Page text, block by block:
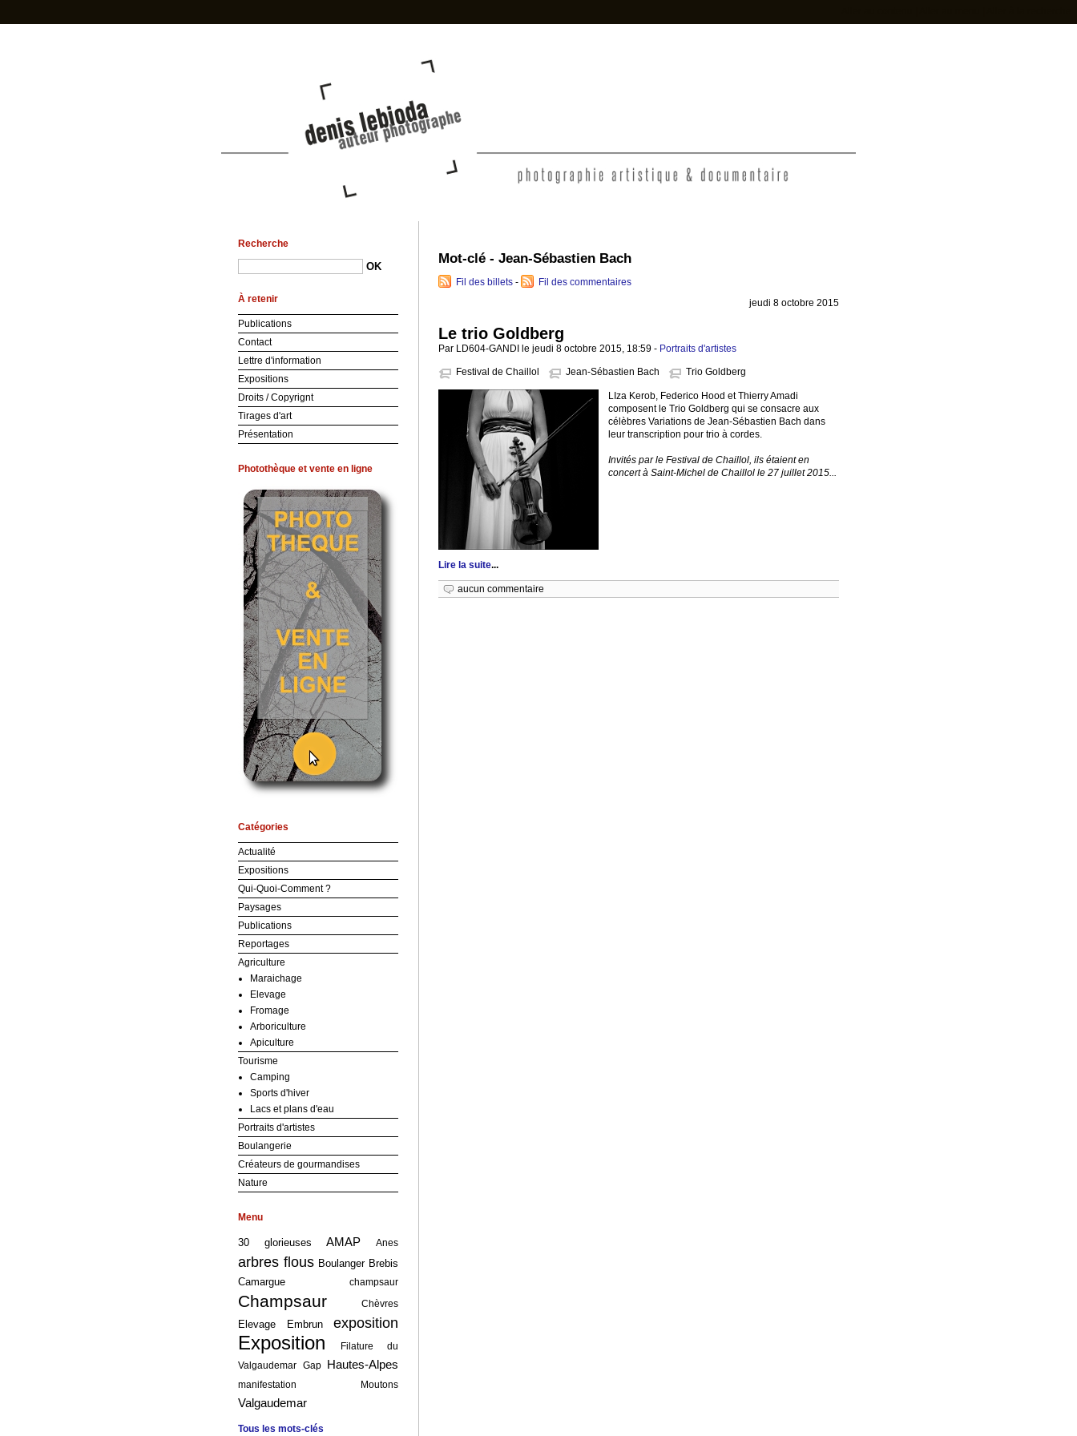
photo-denis-lebioda.net
Mot-clé - Jean-Sébastien Bach
Fil des billets -
Fil des commentaires
jeudi 8 octobre 2015
Le trio Goldberg
Par LD604-GANDI le jeudi 8 octobre 2015, 18:59 - Portraits d'artistes
Festival de Chaillol Jean-Sébastien Bach Trio Goldberg
LIza Kerob, Federico Hood et Thierry Amadi
composent le Trio Goldberg qui se consacre aux
célèbres Variations de Jean-Sébastien Bach dans
leur transcription pour trio à cordes.
Invités par le Festival de Chaillol, ils étaient en
concert à Saint-Michel de Chaillol le 27 juillet 2015...
Lire la suite...
aucun commentaire
Recherche
À retenir
Publications
Contact
Lettre d'information
Expositions
Droits / Copyrignt
Tirages d'art
Présentation
Photothèque et vente en ligne
Catégories
Actualité
Expositions
Qui-Quoi-Comment ?
Paysages
Publications
Reportages
Agriculture
Maraichage
Elevage
Fromage
Arboriculture
Apiculture
Tourisme
Camping
Sports d'hiver
Lacs et plans d'eau
Portraits d'artistes
Boulangerie
Créateurs de gourmandises
Nature
Menu
30 glorieuses AMAP Anes
arbres flous Boulanger Brebis
Camargue
champsaur
Champsaur Chèvres
Elevage Embrun exposition
Exposition
Filature du
Valgaudemar Gap Hautes-Alpes
manifestation Moutons
Valgaudemar
Tous les mots-clés